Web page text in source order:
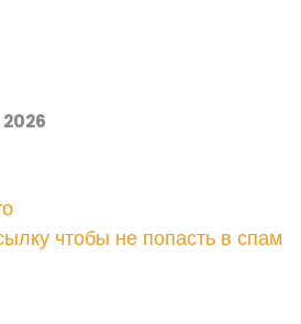
чтобы не попасть в спам